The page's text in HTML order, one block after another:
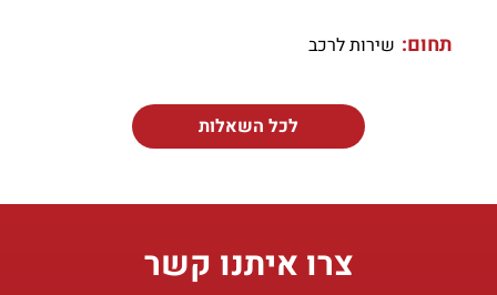
תחום: שירות לרכב
לכל השאלות
צרו איתנו קשר